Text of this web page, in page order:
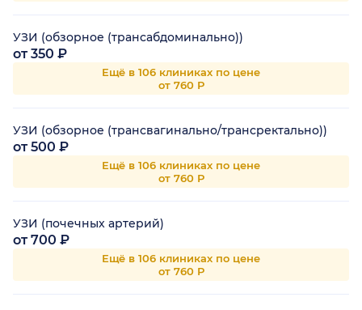
УЗИ (обзорное (трансабдоминально))
от 350 ₽
Ещё в 106 клиниках по цене
от 760 Р
УЗИ (обзорное (трансвагинально/трансректально))
от 500 ₽
Ещё в 106 клиниках по цене
от 760 Р
УЗИ (почечных артерий)
от 700 ₽
Ещё в 106 клиниках по цене
от 760 Р